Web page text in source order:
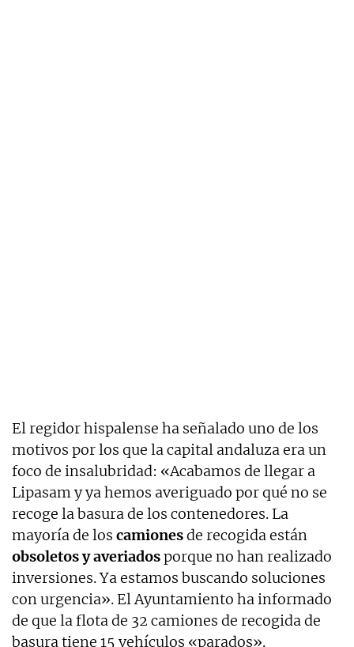
El regidor hispalense ha señalado uno de los
motivos por los que la capital andaluza era un
foco de insalubridad: «Acabamos de llegar a
Lipasam y ya hemos averiguado por qué no se
recoge la basura de los contenedores. La
mayoría de los camionesde recogida están
obsoletos y averiadosporque no han realizado
inversiones. Ya estamos buscando soluciones
con urgencia». El Ayuntamiento ha informado
de que la flota de 32 camiones de recogida de
basura tiene 15 vehículos «parados».